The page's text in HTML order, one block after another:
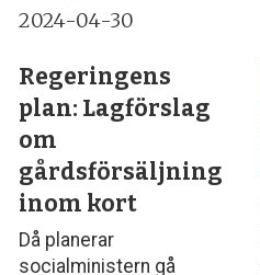
2024-04-30
Regeringens
plan: Lagförslag
om
gårdsförsäljning
inom kort
Då planerar
socialministern gå